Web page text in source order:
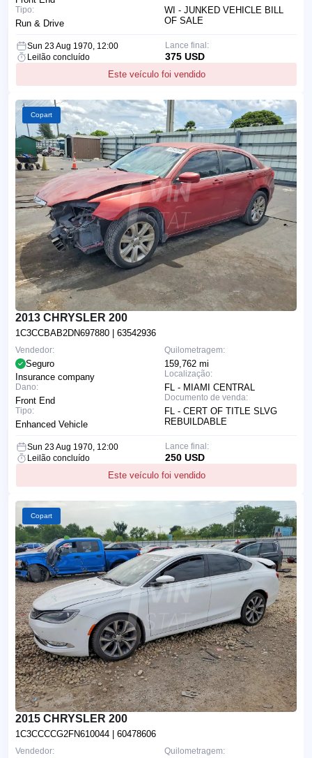
WI - JUNKED VEHICLE BILL
OF SALE
Tipo:
Run & Drive
Sun 23 Aug 1970, 12:00
Leilão concluído
Este veículo foi vendido
Lance final:
375 USD
Copart
2013 CHRYSLER 200
1C3CCBAB2DN697880 | 63542936
Quilometragem:
159,762 mi
Localização:
FL - MIAMI CENTRAL
Documento de venda:
FL - CERT OF TITLE SLVG
REBUILDABLE
Vendedor:
Seguro
Insurance company
Dano:
Front End
Tipo:
Enhanced Vehicle
Sun 23 Aug 1970, 12:00
Leilão concluído
Este veículo foi vendido
Lance final:
250 USD
Copart
2015 CHRYSLER 200
1C3CCCCG2FN610044 | 60478606
Quilometragem:
Vendedor: